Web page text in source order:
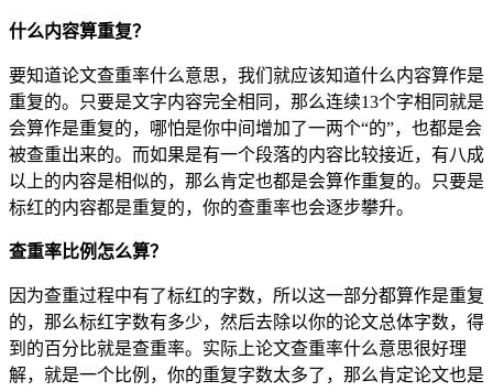
什么内容算重复？
要知道论文查重率什么意思，我们就应该知道什么内容算作是
重复的。只要是文字内容完全相同，那么连续13个字相同就是
会算作是重复的，哪怕是你中间增加了一两个“的”，也都是会
被查重出来的。而如果是有一个段落的内容比较接近，有八成
以上的内容是相似的，那么肯定也都是会算作重复的。只要是
标红的内容都是重复的，你的查重率也会逐步攀升。
查重率比例怎么算？
因为查重过程中有了标红的字数，所以这一部分都算作是重复
的，那么标红字数有多少，然后去除以你的论文总体字数，得
到的百分比就是查重率。实际上论文查重率什么意思很好理
解，就是一个比例，你的重复字数太多了，那么肯定论文也是